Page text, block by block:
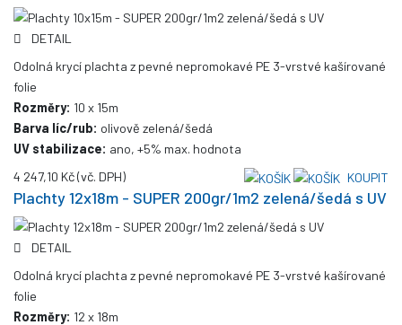
DETAIL
Odolná krycí plachta z pevné nepromokavé PE 3-vrstvé kašírované
folie
Rozměry: 10 x 15m
Barva líc/rub: olivově zelená/šedá
UV stabilizace: ano, +5% max. hodnota
4 247,10 Kč(vč. DPH) KOUPIT
Plachty 12x18m - SUPER 200gr/1m2 zelená/šedá s UV
DETAIL
Odolná krycí plachta z pevné nepromokavé PE 3-vrstvé kašírované
folie
Rozměry: 12 x 18m